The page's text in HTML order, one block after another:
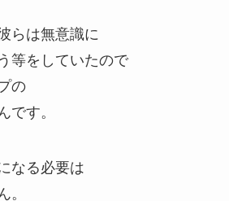
らは無意識に
等をしていたので
の
です。
なる必要は
。